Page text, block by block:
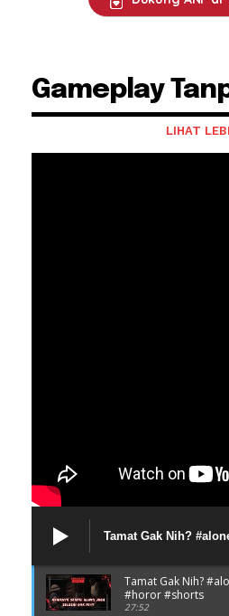
Gameplay
LIHAT
Tamat Gak Nih?
Tamat Gak Nih?
#horor #shorts
27:52